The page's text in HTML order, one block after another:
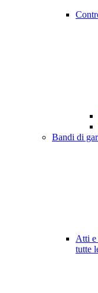
Bandi di
Atti e
tutte